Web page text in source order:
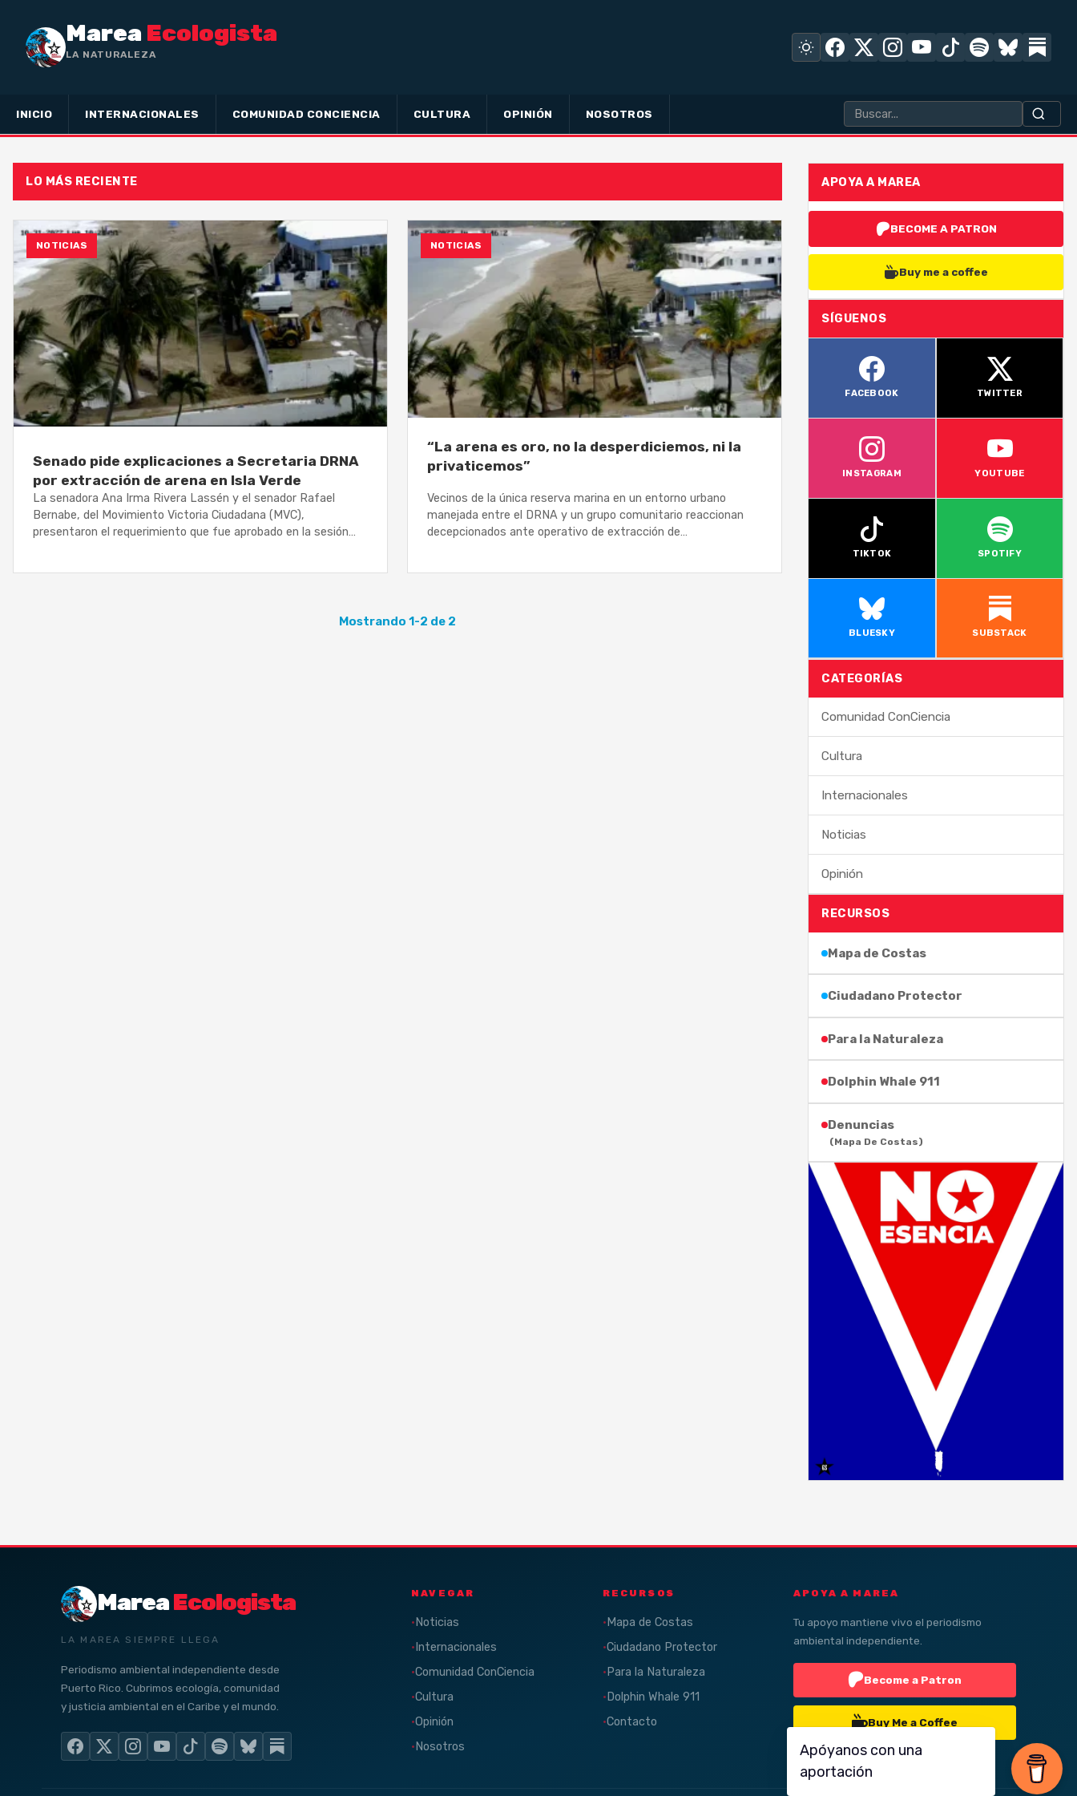
Marea Ecologista
LA NATURALEZA NO HA HECHO
INICIO INTERNACIONALES COMUNIDAD CONCIENCIA CULTURA OPINIÓN NOSOTROS
LO MÁS RECIENTE
NOTICIAS
Senado pide explicaciones a Secretaria DRNA
por extracción de arena en Isla Verde
La senadora Ana Irma Rivera Lassén y el senador Rafael
Bernabe, del Movimiento Victoria Ciudadana (MVC),
presentaron el requerimiento que fue aprobado en la sesión…
NOTICIAS
“La arena es oro, no la desperdiciemos, ni la
privaticemos”
Vecinos de la única reserva marina en un entorno urbano
manejada entre el DRNA y un grupo comunitario reaccionan
decepcionados ante operativo de extracción de…
Mostrando 1-2 de 2
APOYA A MAREA
BECOME A PATRON
Buy me a coffee
SÍGUENOS
FACEBOOK TWITTER
INSTAGRAM YOUTUBE
TIKTOK SPOTIFY
BLUESKY SUBSTACK
CATEGORÍAS
Comunidad ConCiencia
Cultura
Internacionales
Noticias
Opinión
RECURSOS
Mapa de Costas
Ciudadano Protector
Para la Naturaleza
Dolphin Whale 911
Denuncias
(Mapa De Costas)
MareaEcologista
LA MAREA SIEMPRE LLEGA
Periodismo ambiental independiente desde
Puerto Rico. Cubrimos ecología, comunidad
y justicia ambiental en el Caribe y el mundo.
NAVEGAR
Noticias
Internacionales
Comunidad ConCiencia
Cultura
Opinión
Nosotros
RECURSOS
Mapa de Costas
Ciudadano Protector
Para la Naturaleza
Dolphin Whale 911
Contacto
APOYA A MAREA
Tu apoyo mantiene vivo el periodismo
ambiental independiente.
Become a Patron
Buy Me a Coffee